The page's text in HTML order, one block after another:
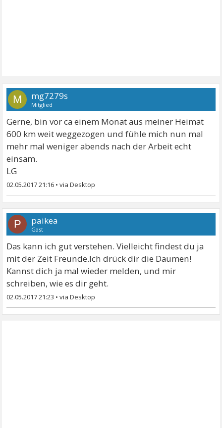
M mg7279s
Mitglied
Gerne, bin vor ca einem Monat aus meiner Heimat
600 km weit weggezogen und fühle mich nun mal
mehr mal weniger abends nach der Arbeit echt
einsam.
LG
02.05.2017 21:16 •
P paikea
Gast
Das kann ich gut verstehen. Vielleicht findest du ja
mit der Zeit Freunde.Ich drück dir die Daumen!
Kannst dich ja mal wieder melden, und mir
schreiben, wie es dir geht.
02.05.2017 21:23 •